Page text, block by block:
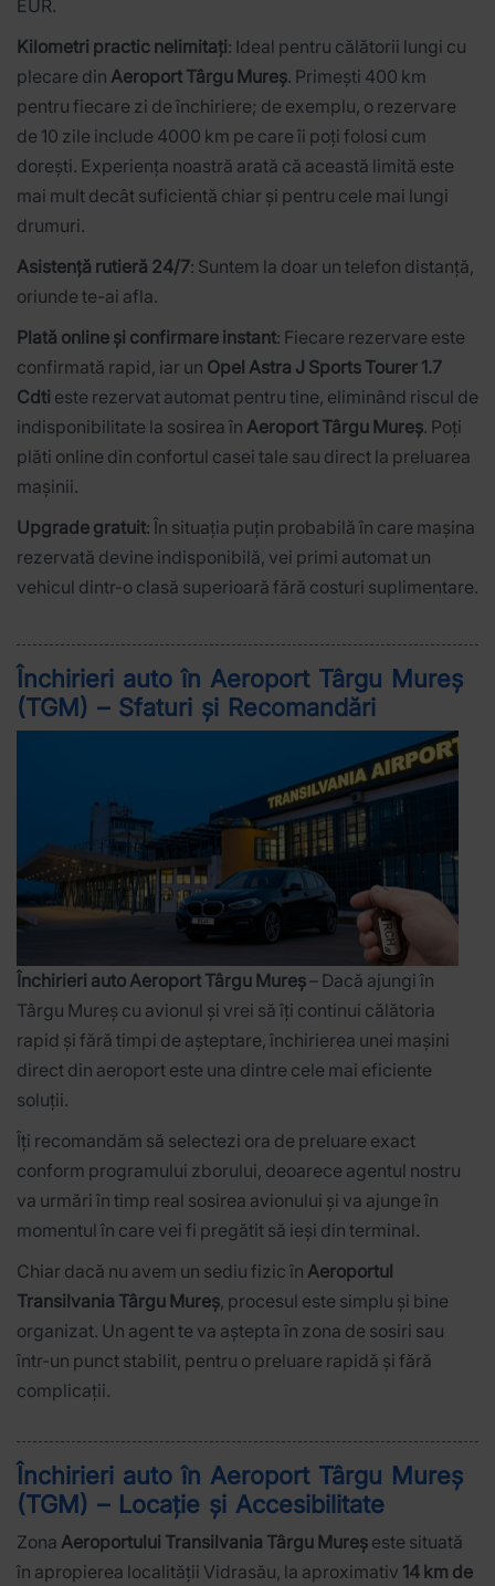
EUR.
Kilometri practic nelimitați: Ideal pentru călătorii lungi cu
plecare din Aeroport Târgu Mureș. Primești 400 km
pentru fiecare zi de închiriere; de exemplu, o rezervare
de 10 zile include 4000 km pe care îi poți folosi cum
dorești. Experiența noastră arată că această limită este
mai mult decât suficientă chiar și pentru cele mai lungi
drumuri.
Asistență rutieră 24/7: Suntem la doar un telefon distanță,
oriunde te-ai afla.
Plată online și confirmare instant: Fiecare rezervare este
confirmată rapid, iar un Opel Astra J Sports Tourer 1.7
Cdti este rezervat automat pentru tine, eliminând riscul de
indisponibilitate la sosirea în Aeroport Târgu Mureș. Poți
plăti online din confortul casei tale sau direct la preluarea
mașinii.
Upgrade gratuit: În situația puțin probabilă în care mașina
rezervată devine indisponibilă, vei primi automat un
vehicul dintr-o clasă superioară fără costuri suplimentare.
Închirieri auto în Aeroport Târgu Mureș
(TGM) – Sfaturi și Recomandări
Închirieri auto Aeroport Târgu Mureș– Dacă ajungi în
Târgu Mureș cu avionul și vrei să îți continui călătoria
rapid și fără timpi de așteptare, închirierea unei mașini
direct din aeroport este una dintre cele mai eficiente
soluții.
Îți recomandăm să selectezi ora de preluare exact
conform programului zborului, deoarece agentul nostru
va urmări în timp real sosirea avionului și va ajunge în
momentul în care vei fi pregătit să ieși din terminal.
Chiar dacă nu avem un sediu fizic în Aeroportul
Transilvania Târgu Mureș, procesul este simplu și bine
organizat. Un agent te va aștepta în zona de sosiri sau
într-un punct stabilit, pentru o preluare rapidă și fără
complicații.
Închirieri auto în Aeroport Târgu Mureș
(TGM) – Locație și Accesibilitate
Zona Aeroportului Transilvania Târgu Mureș este situată
în apropierea localității Vidrasău, la aproximativ 14 km de